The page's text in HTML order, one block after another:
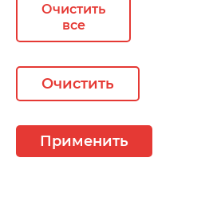
Очистить
все
Очистить
Применить